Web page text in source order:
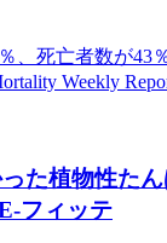
、死亡者数が43
Weekly
た植物性た
フィッテ